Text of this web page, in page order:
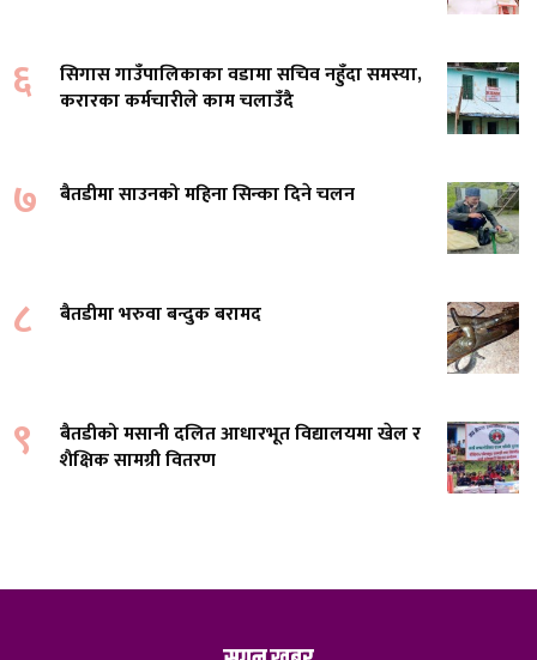
६
सिगास गाउँपालिकाका वडामा सचिव नहुँदा समस्या,
करारका कर्मचारीले काम चलाउँदै
७ बैतडीमा साउनको महिना सिन्का दिने चलन
८ बैतडीमा भरुवा बन्दुक बरामद
९
बैतडीको मसानी दलित आधारभूत विद्यालयमा खेल र
शैक्षिक सामग्री वितरण